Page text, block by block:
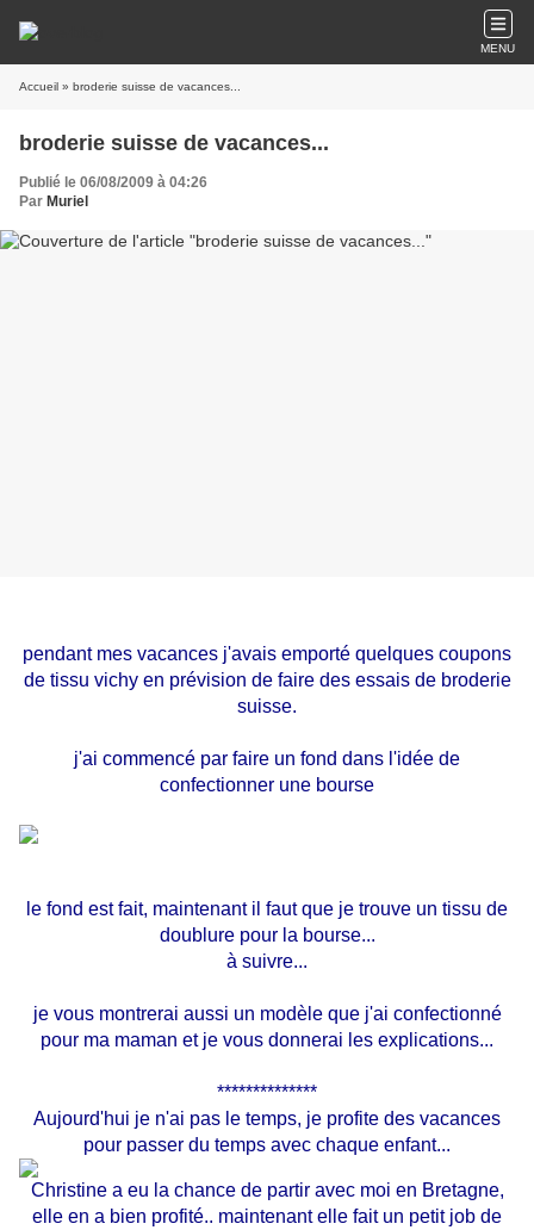
MENU
Accueil » broderie suisse de vacances...
broderie suisse de vacances...
Publié le 06/08/2009 à 04:26
Par Muriel
pendant mes vacances j'avais emporté quelques coupons
de tissu vichy en prévision de faire des essais de broderie
suisse.
j'ai commencé par faire un fond dans l'idée de
confectionner une bourse
le fond est fait, maintenant il faut que je trouve un tissu de
doublure pour la bourse...
à suivre...
je vous montrerai aussi un modèle que j'ai confectionné
pour ma maman et je vous donnerai les explications...
**************
Aujourd'hui je n'ai pas le temps, je profite des vacances
pour passer du temps avec chaque enfant...
Christine a eu la chance de partir avec moi en Bretagne,
elle en a bien profité.. maintenant elle fait un petit job de